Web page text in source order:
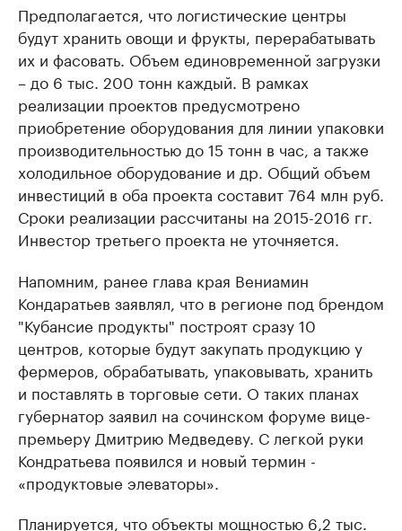
Предполагается, что логистические центры
будут хранить овощи и фрукты, перерабатывать
их и фасовать. Объем единовременной загрузки
– до 6 тыс. 200 тонн каждый. В рамках
реализации проектов предусмотрено
приобретение оборудования для линии упаковки
производительностью до 15 тонн в час, а также
холодильное оборудование и др. Общий объем
инвестиций в оба проекта составит 764 млн руб.
Сроки реализации рассчитаны на 2015-2016 гг.
Инвестор третьего проекта не уточняется.
Напомним, ранее глава края Вениамин
Кондаратьев заявлял, что в регионе под брендом
"Кубансие продукты" построят сразу 10
центров, которые будут закупать продукцию у
фермеров, обрабатывать, упаковывать, хранить
и поставлять в торговые сети. О таких планах
губернатор заявил на сочинском форуме вице-
премьеру Дмитрию Медведеву. С легкой руки
Кондратьева появился и новый термин -
«продуктовые элеваторы».
Планируется, что объекты мощностью 6,2 тыс.